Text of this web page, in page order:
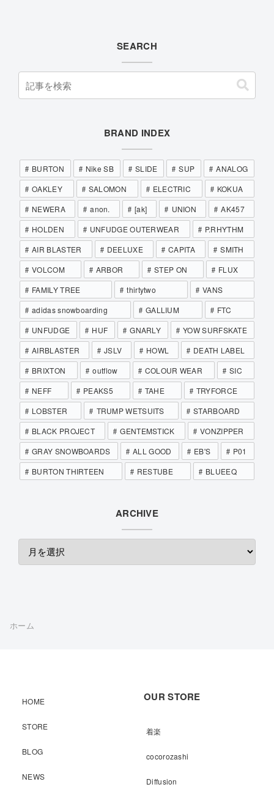
SEARCH
BRAND INDEX
BURTON Nike SB SLIDE SUP
ANALOG
OAKLEY
SALOMON ELECTRIC
KOKUA
NEWERA
anon. [ak] UNION
AK457
HOLDEN
UNFUDGE OUTERWEAR
P.RHYTHM
AIR BLASTER
DEELUXE CAPITA
SMITH
VOLCOM
ARBOR STEP ON
FLUX
FAMILY TREE
thirtytwo
VANS
adidas snowboarding
GALLIUM
FTC
UNFUDGE
HUF GNARLY
YOW SURFSKATE
AIRBLASTER
JSLV HOWL
DEATH LABEL
BRIXTON
outflow COLOUR WEAR
SIC
NEFF
PEAKS5 TAHE
TRYFORCE
LOBSTER
TRUMP WETSUITS
STARBOARD
BLACK PROJECT
GENTEMSTICK
VONZIPPER
GRAY SNOWBOARDS
ALL GOOD EB'S
P01
BURTON THIRTEEN
RESTUBE BLUEEQ
ARCHIVE
ホーム
HOME
STORE
BLOG
NEWS
OUR STORE
着楽
cocorozashi
Diffusion